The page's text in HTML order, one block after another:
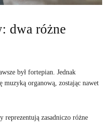
dwa różne
był fortepian. Jednak
muzyką organową, zostając nawet
reprezentują zasadniczo różne